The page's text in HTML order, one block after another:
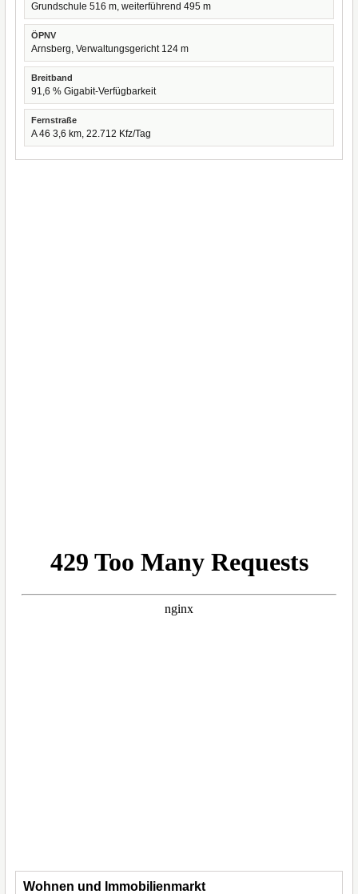
Grundschule 516 m, weiterführend 495 m
ÖPNV
Arnsberg, Verwaltungsgericht 124 m
Breitband
91,6 % Gigabit-Verfügbarkeit
Fernstraße
A 46 3,6 km, 22.712 Kfz/Tag
Wohnen und Immobilienmarkt